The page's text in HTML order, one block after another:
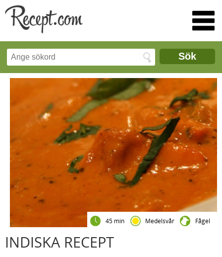
Sök
45 min Medelsvår Fågel
INDISKA RECEPT